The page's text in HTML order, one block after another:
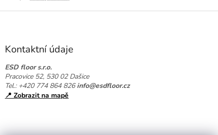
Z
Kontaktní údaje
ESD floor s.r.o.
Pracovice 52, 530 02 Dašice
Tel.: +420 774 864 826info@esdfloor.cz
📍 Zobrazit na mapě